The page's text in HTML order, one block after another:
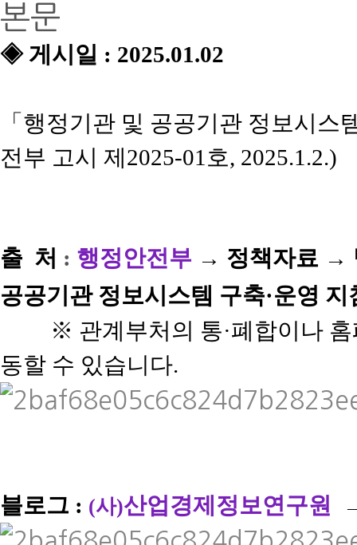
본문
◈게시 일 : 2025.01.02
「행정기관 및 공공기관 정보시
전부 고시 제2025-01호, 2025.1.2.)
출 처 : 행정안전부 → 정책자료 →
공공기관 정보시스템 구축·운영 지
※ 관계부처의 통·폐합이나
동할 수 있습니다.
블로그 : (사)산업경제정보연구원